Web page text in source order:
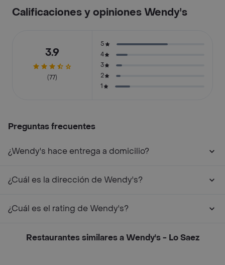
Calificaciones y opiniones Wendy's
3.9
(77)
5
4
3
2
1
Preguntas frecuentes
¿Wendy's hace entrega a domicilio?
¿Cuál es la dirección de Wendy's?
¿Cuál es el rating de Wendy's?
Restaurantes similares a Wendy's - Lo Saez